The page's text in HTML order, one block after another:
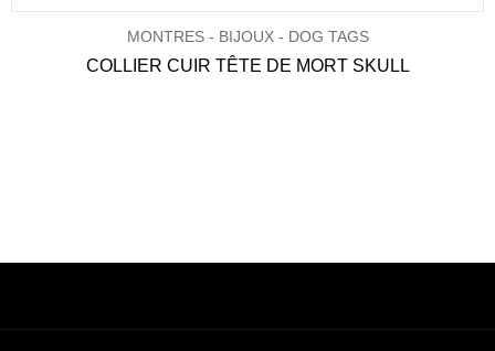
MONTRES - BIJOUX - DOG TAGS
COLLIER CUIR TÊTE DE MORT SKULL